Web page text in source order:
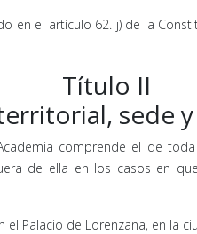
en el artículo 62. j) de la
Título II
sede
comprende el de
de ella en los casos en
el Palacio de Lorenzana, en la